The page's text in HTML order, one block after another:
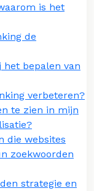
is het
de
het bepalen van
verbeteren?
te zien in mijn
die websites
zoekwoorden
strategie en